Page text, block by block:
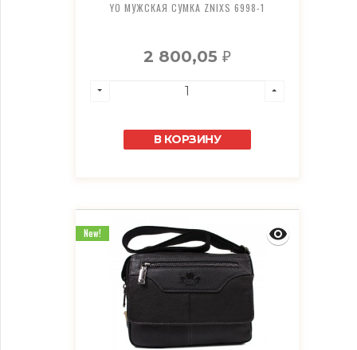
YO МУЖСКАЯ СУМКА ZNIXS 6998-1
2 800,05 ₽
В КОРЗИНУ
New!